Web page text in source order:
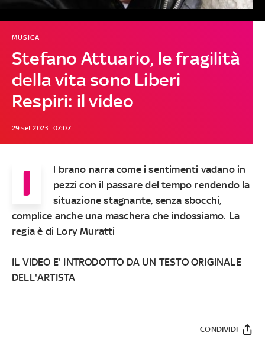
Stefano Attuario, le fragilità
della vita sono Liberi
Respiri: il video
MUSICA
29 set 2023 - 07:07
I
l brano narra come i sentimenti vadano in
pezzi con il passare del tempo rendendo la
situazione stagnante, senza sbocchi,
complice anche una maschera che indossiamo. La
regia è di Lory Muratti
IL VIDEO E' INTRODOTTO DA UN TESTO ORIGINALE
DELL'ARTISTA
CONDIVIDI